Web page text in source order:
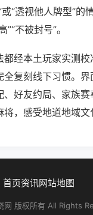
“透视他人牌型”
不被封号”。
经本土玩家实测
复刻线下习惯。
好友约局、家族
，感受地道地域文
首页资讯网站地图
版权所有 All Rights